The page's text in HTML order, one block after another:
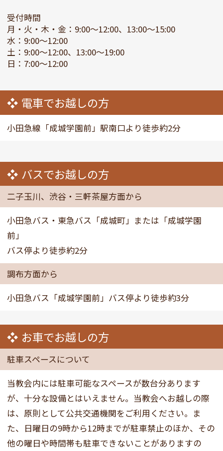
受付時間
月・火・木・金：9:00～12:00、13:00～15:00
水：9:00～12:00
土：9:00～12:00、13:00～19:00
日：7:00～12:00
電車でお越しの方
小田急線「成城学園前」駅南口より徒歩約2分
バスでお越しの方
二子玉川、渋谷・三軒茶屋方面から
小田急バス・東急バス「成城町」または「成城学園
前」
バス停より徒歩約2分
調布方面から
小田急バス「成城学園前」バス停より徒歩約3分
お車でお越しの方
駐車スペースについて
当教会内には駐車可能なスペースが数台分あります
が、十分な設備とはいえません。当教会へお越しの際
は、原則として公共交通機関をご利用ください。ま
た、日曜日の9時から12時までが駐車禁止のほか、その
他の曜日や時間帯も駐車できないことがありますの